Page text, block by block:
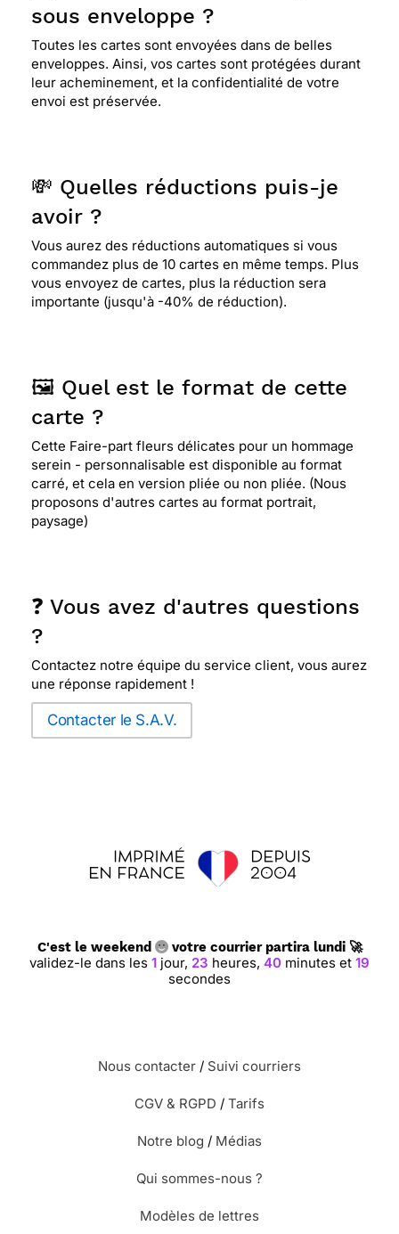
sous enveloppe ?
Toutes les cartes sont envoyées dans de belles
enveloppes. Ainsi, vos cartes sont protégées durant
leur acheminement, et la confidentialité de votre
envoi est préservée.
💸 Quelles réductions puis-je
avoir ?
Vous aurez des réductions automatiques si vous
commandez plus de 10 cartes en même temps. Plus
vous envoyez de cartes, plus la réduction sera
importante (jusqu'à -40% de réduction).
🖼️ Quel est le format de cette
carte ?
Cette Faire-part fleurs délicates pour un hommage
serein - personnalisable est disponible au format
carré, et cela en version pliée ou non pliée. (Nous
proposons d'autres cartes au format portrait,
paysage)
❓ Vous avez d'autres questions
?
Contactez notre équipe du service client, vous aurez
une réponse rapidement !
Contacter le S.A.V.
C'est le weekend votre courrier partira lundi 🚀
validez-le dans les 1 jour, 23 heures, 40 minutes et 18
secondes
Nous contacter / Suivi courriers
CGV & RGPD / Tarifs
Notre blog / Médias
Qui sommes-nous ?
Modèles de lettres